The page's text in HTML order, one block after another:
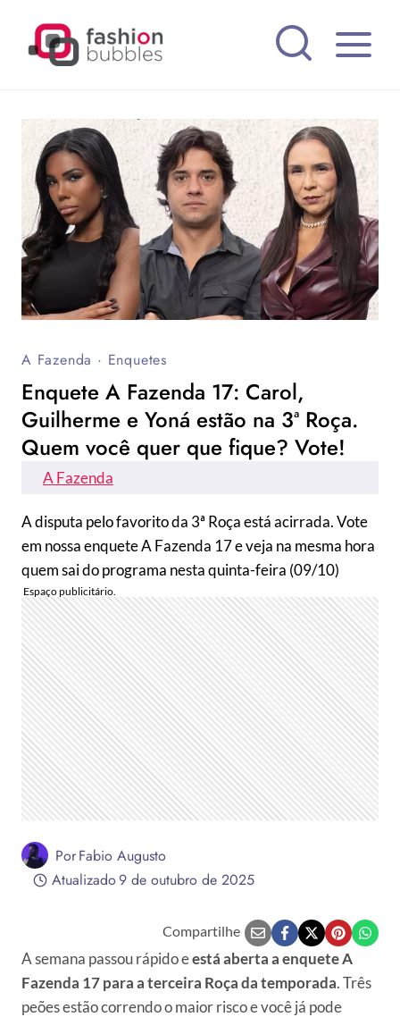
A Fazenda · Enquetes
Enquete A Fazenda 17: Carol,
Guilherme e Yoná estão na 3ª Roça.
Quem você quer que fique? Vote!
A Fazenda
A disputa pelo favorito da 3ª Roça está acirrada. Vote
em nossa enquete A Fazenda 17 e veja na mesma hora
quem sai do programa nesta quinta-feira (09/10)
PorFabio Augusto
Atualizado9 de outubro de 2025
Compartilhe
A semana passou rápido eestá aberta a enquete A
Fazenda 17 para a terceira Roça da temporada. Três
peões estão correndo o maior risco e você já pode